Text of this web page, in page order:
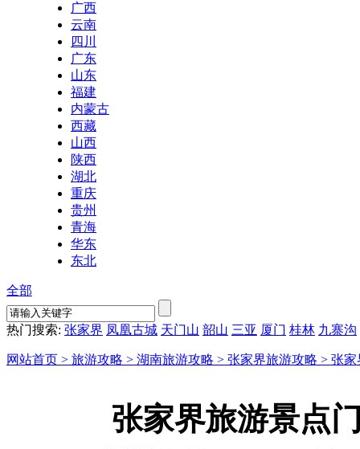
广西
云南
四川
广东
山东
福建
内蒙古
西藏
山西
陕西
湖北
重庆
贵州
青海
华东
东北
全部
热门搜索: 张家界 凤凰古城 天门山 韶山 三亚 厦门 桂林 九寨沟
网站首页 > 旅游攻略 > 湖南旅游攻略 > 张家界旅游攻略 > 张家
张家界旅游景点